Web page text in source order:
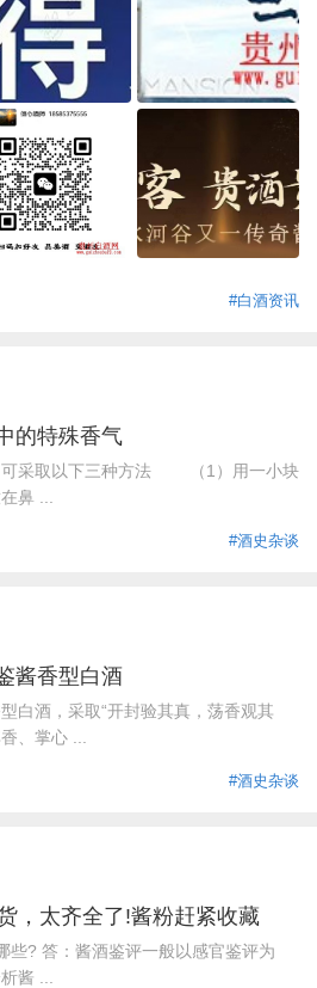
#白酒资讯
的特殊香气
可采取以下三种方法 （1）用一小块
鼻 ...
#酒史杂谈
酱香型白酒
白酒，采取“开封验其真，荡香观其
、掌心 ...
#酒史杂谈
，太齐全了!酱粉赶紧收藏
些? 答：酱酒鉴评一般以感官鉴评为
酱 ...